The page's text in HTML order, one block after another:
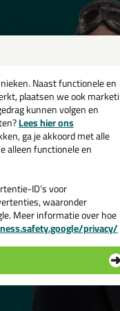
C04
natuursteen kit
kit welke
de Ottoseal S70 310ml
van dit product?
310ml
Naast functionele en
plaatsen we ook
kunnen volgen en
Lees hier ons
ga je akkoord met alle
alleen functionele en
ID’s voor
waaronder
Meer informatie over hoe
privacy/